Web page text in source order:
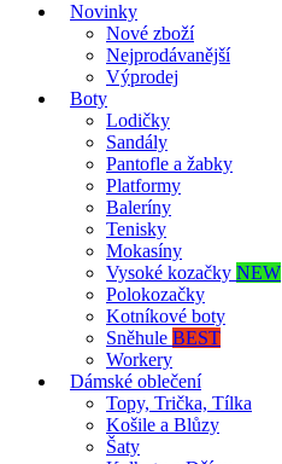
Novinky
Nové zboží
Nejprodávanější
Výprodej
Boty
Lodičky
Sandály
Pantofle a žabky
Platformy
Baleríny
Tenisky
Mokasíny
Vysoké kozačky NEW
Polokozačky
Kotníkové boty
Sněhule BEST
Workery
Dámské oblečení
Topy, Trička, Tílka
Košile a Blůzy
Šaty